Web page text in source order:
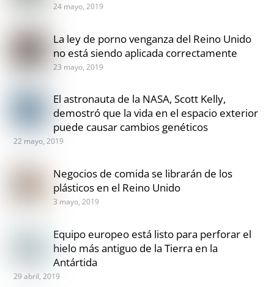
24 mayo, 2019
La ley de porno venganza del Reino Unido
no está siendo aplicada correctamente
23 mayo, 2019
El astronauta de la NASA, Scott Kelly,
demostró que la vida en el espacio exterior
puede causar cambios genéticos
22 mayo, 2019
Negocios de comida se librarán de los
plásticos en el Reino Unido
3 mayo, 2019
Equipo europeo está listo para perforar el
hielo más antiguo de la Tierra en la
Antártida
29 abril, 2019